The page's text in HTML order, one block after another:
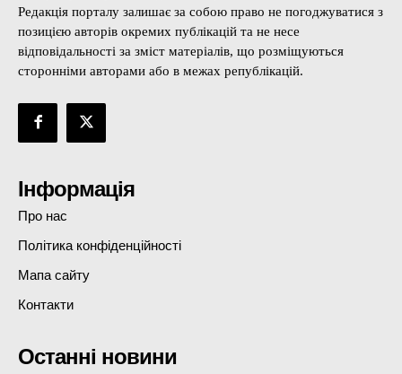
Редакція порталу залишає за собою право не погоджуватися з
позицією авторів окремих публікацій та не несе
відповідальності за зміст матеріалів, що розміщуються
сторонніми авторами або в межах републікацій.
Інформація
Про нас
Політика конфіденційності
Мапа сайту
Контакти
Останні новини